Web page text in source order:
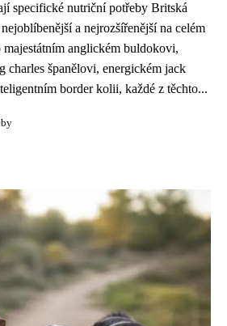
specifické nutriční potřeby Britská
a nejrozšířenější na celém
anglickém buldokovi,
charles španělovi, energickém jack
border kolii, každé z těchto...